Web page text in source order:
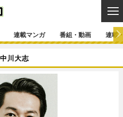
連載マンガ 番組・動画 連載
中川大志